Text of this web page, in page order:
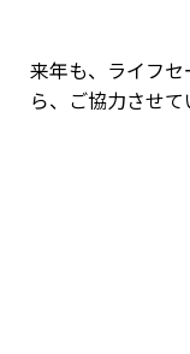
来年も、ライフ
ら、ご協力させて